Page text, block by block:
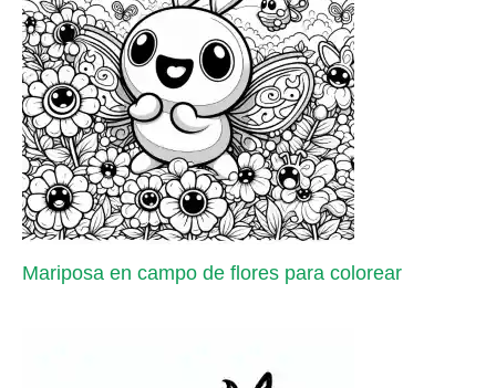
Mariposa en campo de flores para colorear